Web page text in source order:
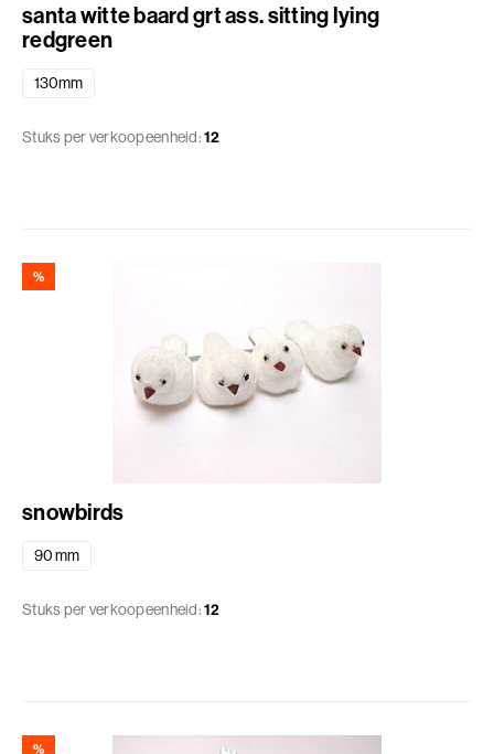
santa witte baard grt ass. sitting lying
redgreen
130mm
Stuks per verkoopeenheid:12
%
snowbirds
90 mm
Stuks per verkoopeenheid:12
%